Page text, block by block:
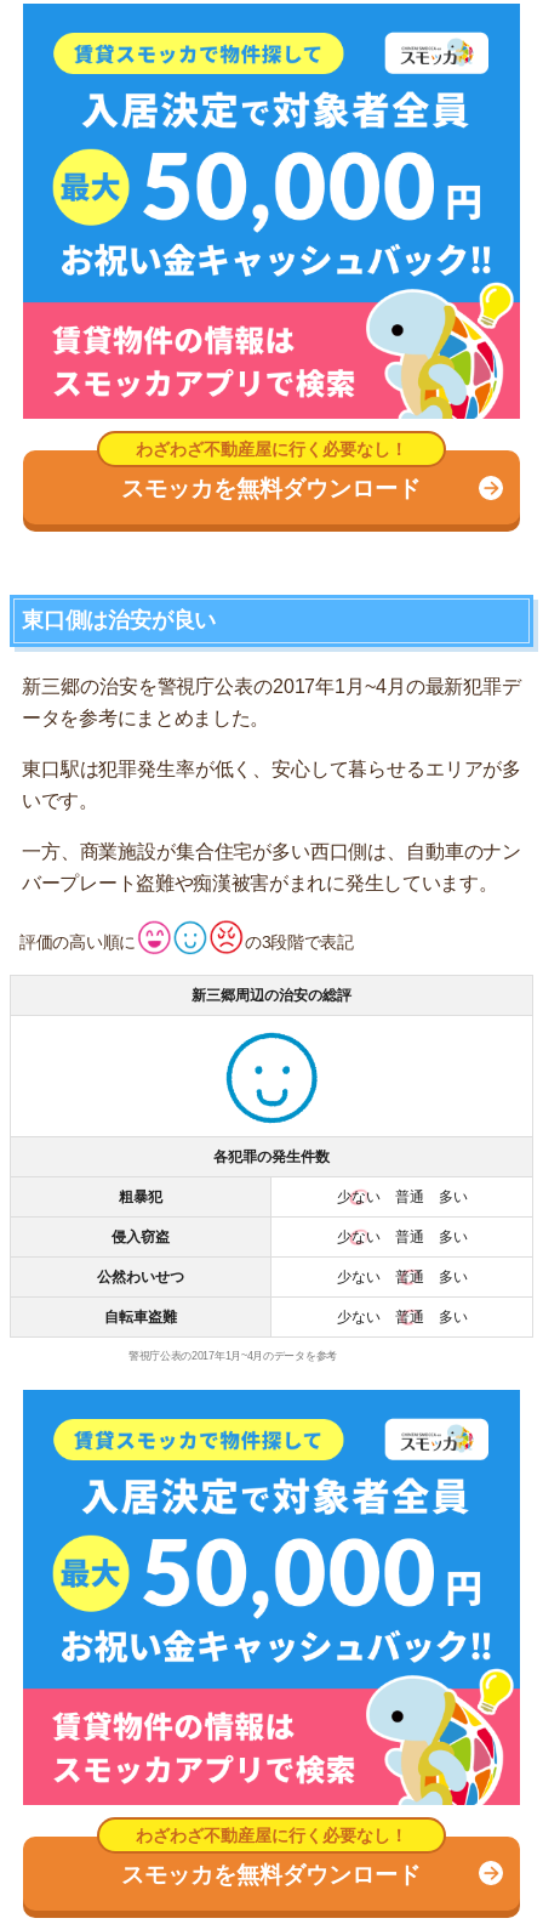
スモッカを無料ダウンロード
東口側は治安が良い
新三郷の治安を警視庁公表の2017年1月~4月の最新犯罪デ
ータを参考にまとめました。
東口駅は犯罪発生率が低く、安心して暮らせるエリアが多
いです。
一方、商業施設が集合住宅が多い西口側は、自動車のナン
バープレート盗難や痴漢被害がまれに発生しています。
評価の高い順に の3段階で表記
新三郷周辺の治安の総評
各犯罪の発生件数
粗暴犯 少ない普通 多い
侵入窃盗 少ない普通 多い
公然わいせつ 少ない 普通 多い
自転車盗難 少ない 普通 多い
警視庁公表の2017年1月~4月のデータを参考
スモッカを無料ダウンロード